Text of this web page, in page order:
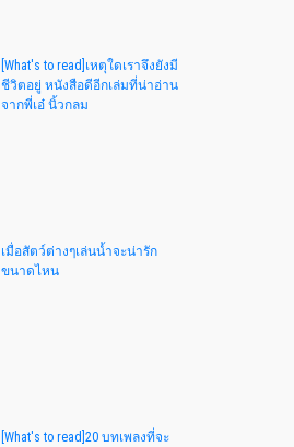
[What's to read]เหตุใดเราจึงยังมี
ชีวิตอยู่ หนังสือดีอีกเล่มที่น่าอ่าน
จากพี่เอ๋ นิ้วกลม
เมื่อสัตว์ต่างๆเล่นน้ำจะน่ารัก
ขนาดไหน
[What's to read]20 บทเพลงที่จะ